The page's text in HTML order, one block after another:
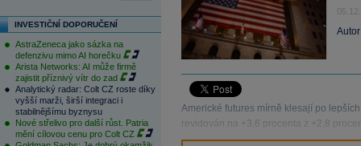
INVESTIČNÍ DOPORUČENÍ
AstraZeneca jako sázka na
defenzivu mimo AI horečku
Arista Networks: AI může firmě
zajistit příznivý vítr do zad
Analytický radar: Colt CZ roste díky
vyšší marži, širší integraci i
stabilnějšímu byznysu
Nové střelivo pro další růst. Patria
mění cílovou cenu pro Colt CZ
Americké futures mírně klesají po
revidován na +3,6 procenta z +2,8